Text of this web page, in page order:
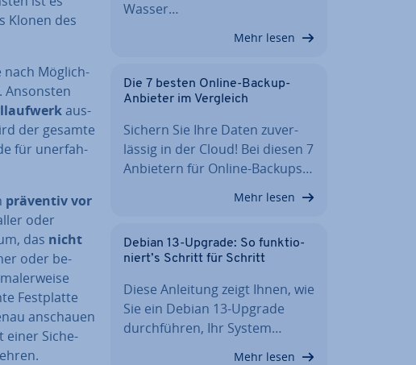
Klonen des
nach Mög­lich­
Ansonsten
aus­
der gesamte
für un­er­fah­
präventiv vor
oder
das nicht
oder be­
Fest­plat­te
anschauen
einer Si­che­
Wasser…
Mehr lesen
Die 7 besten Online-Backup-
Anbieter im Vergleich
Sichern Sie Ihre Daten zu­ver­
läs­sig in der Cloud! Bei diesen 7
Anbietern für Online-Backups…
Mehr lesen
Debian 13-Upgrade: So funk­tio­
niert’s Schritt für Schritt
Diese Anleitung zeigt Ihnen, wie
Sie ein Debian 13-Upgrade
durch­füh­ren, Ihr System…
Mehr lesen